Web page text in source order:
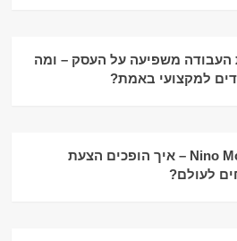
העבודה משפיעה על העסק – ומה
למקצועי באמת?
ראיון מיוחד עם Nino Moments – איך הופכים הצעת
לעולם?